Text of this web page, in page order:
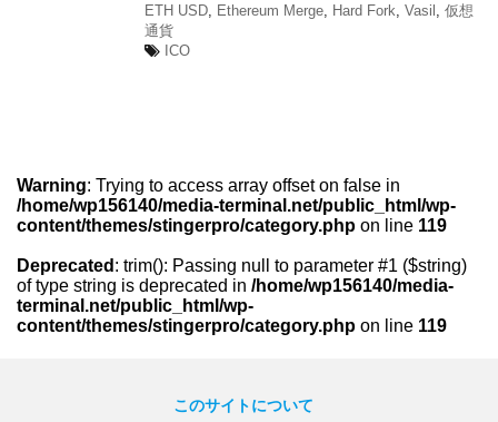
ETH USD Ethereum Merge Hard Fork Vasil 仮想
通貨
ICO
Warning: Trying to access array offset on false in
/home/wp156140/media-terminal.net/public_html/wp-
content/themes/stingerpro/category.php on line 119
Deprecated : trim(): Passing null to parameter #1 ($string)
of type string is deprecated in /home/wp156140/media-
terminal.net/public_html/wp-
content/themes/stingerpro/category.php on line 119
このサイトについて